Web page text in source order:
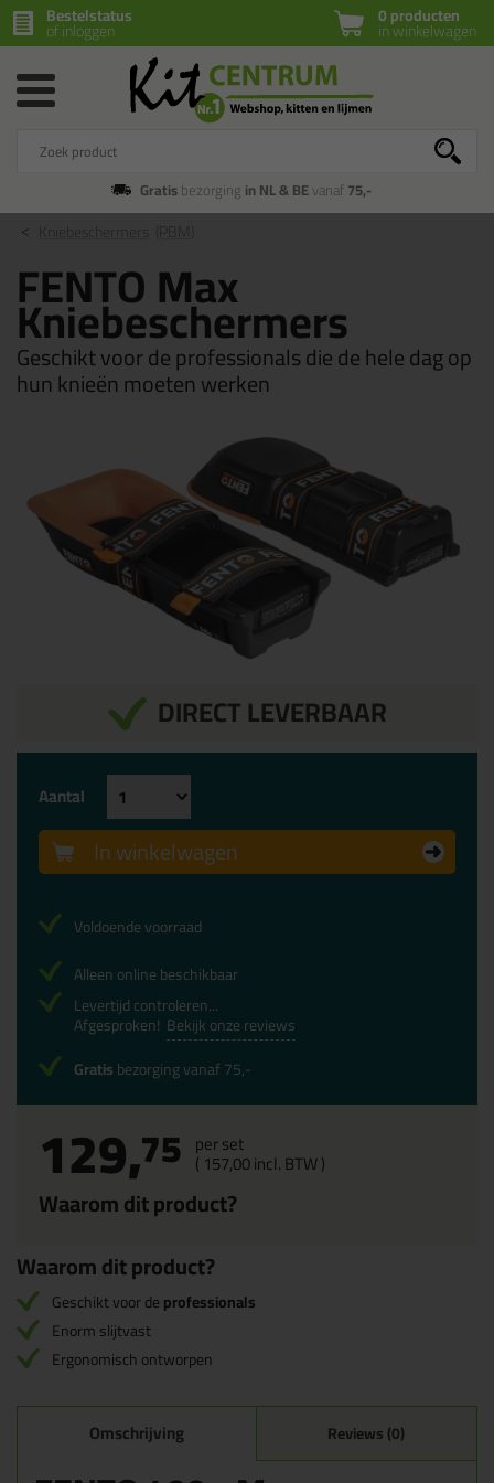
0 producten
in winkelwagen
Bestelstatus
of inloggen
Gratisbezorging in NL & BEvanaf75,-
FENTO Max
Kniebeschermers
Geschikt voor de professionals die de hele dag op
hun knieën moeten werken
DIRECT LEVERBAAR
129,75 per set
( 157,00incl. BTW )
Waarom dit product?
Aantal
In winkelwagen
Voldoende voorraad
Alleen online beschikbaar
Levertijd controleren...
Afgesproken! Bekijk onze reviews
Gratisbezorging vanaf 75,-
Waarom dit product?
Geschikt voor deprofessionals
Enorm slijtvast
Ergonomisch ontworpen
Omschrijving Reviews (0)